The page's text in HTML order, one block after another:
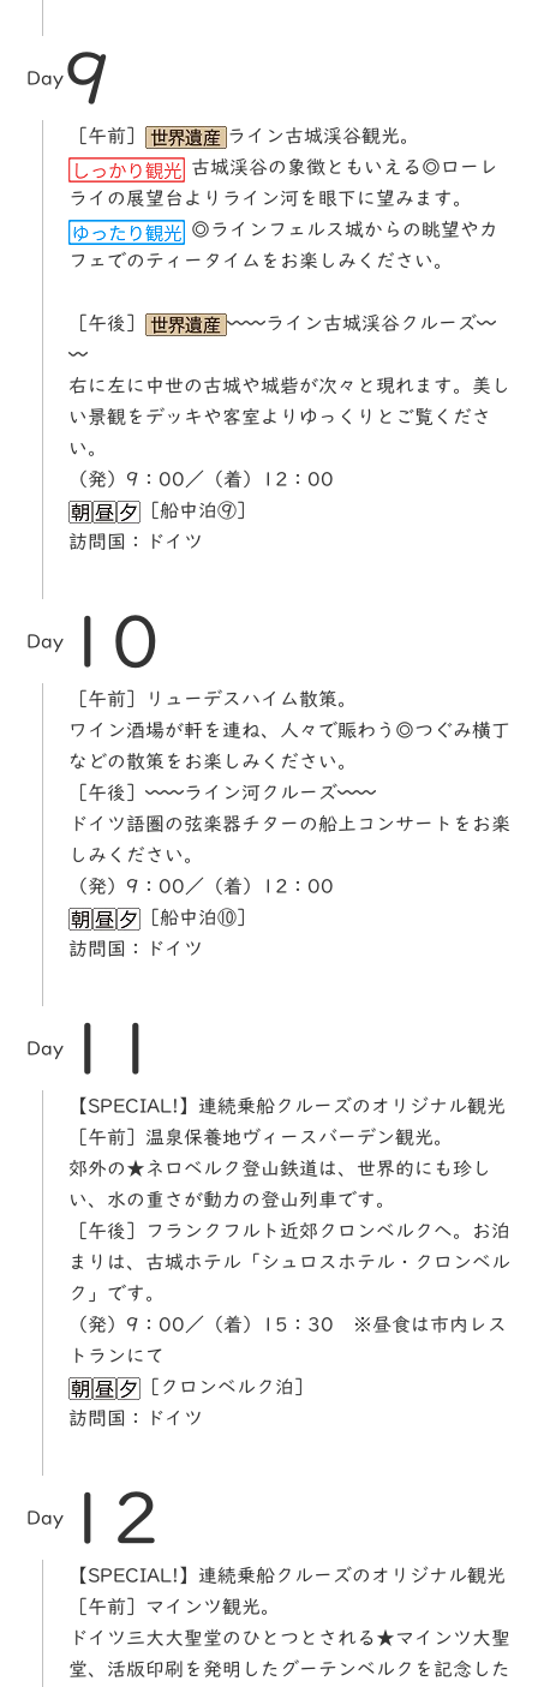
Day9
［午前］
ライン古城渓谷観光。
古城渓谷の象徴ともいえる◎ローレ
ライの展望台よりライン河を眼下に望みます。
◎ラインフェルス城からの眺望やカ
フェでのティータイムをお楽しみください。
［午後］
〰〰ライン古城渓谷クルーズ〰
〰
右に左に中世の古城や城砦が次々と現れます。美し
い景観をデッキや客室よりゆっくりとご覧くださ
い。
（発）9：00／（着）12：00
［船中泊⑨］
訪問国：ドイツ
Day 10
［午前］リューデスハイム散策。
ワイン酒場が軒を連ね、人々で賑わう◎つぐみ横丁
などの散策をお楽しみください。
［午後］〰〰ライン河クルーズ〰〰
ドイツ語圏の弦楽器チターの船上コンサートをお楽
しみください。
（発）9：00／（着）12：00
［船中泊⑩］
訪問国：ドイツ
Day 11
【SPECIAL!】連続乗船クルーズのオリジナル観光
［午前］温泉保養地ヴィースバーデン観光。
郊外の★ネロベルク登山鉄道は、世界的にも珍し
い、水の重さが動力の登山列車です。
［午後］フランクフルト近郊クロンベルクへ。お泊
まりは、古城ホテル「シュロスホテル・クロンベル
ク」です。
（発）9：00／（着）15：30 ※昼食は市内レス
トランにて
［クロンベルク泊］
訪問国：ドイツ
Day 12
【SPECIAL!】連続乗船クルーズのオリジナル観光
［午前］マインツ観光。
ドイツ三大大聖堂のひとつとされる★マインツ大聖
堂、活版印刷を発明したグーテンベルクを記念した